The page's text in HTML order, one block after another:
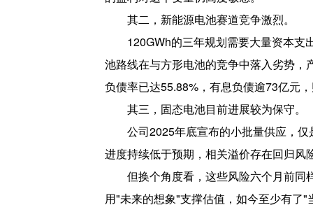
其二，新能源电池赛道竞争激烈。
120GWh的三年规划需要大量资本支
池路线在与方形电池的竞争中落入劣势
负债率已达55.88%，有息负债逾73亿元
其三，固态电池目前进展较为保守。
公司2025年底宣布的小批量供应，
进度持续低于预期，相关溢价存在回归风
但换个角度看，这些风险六个月前同
用"未来的想象"支撑估值，如今至少有了